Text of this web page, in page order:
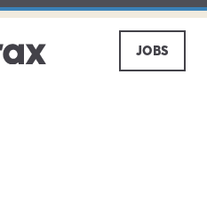
JOBS
TEXTIL- UND
(M/W/D) - START